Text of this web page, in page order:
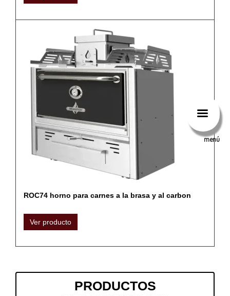
ROC74 horno para carnes a la brasa y al carbon
Ver producto
PRODUCTOS
menú